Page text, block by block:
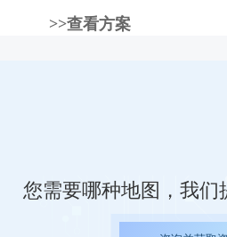
>>查看方案
您需要哪种地图，我们